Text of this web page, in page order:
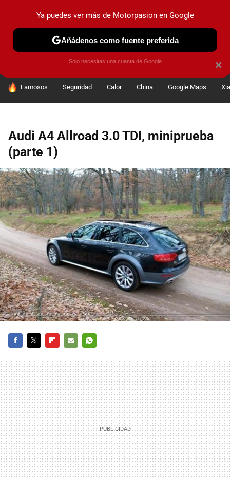
PRUEBAS COCHES ELÉCTRICOS OBSERVATORIO
HOY SE HABLA DE
Famosos Seguridad Calor China Google Maps
Audi A4 Allroad 3.0 TDI, miniprueba
(parte 1)
MAIL
×
Ya puedes ver más de Motorpasion en Google
Añádenos como fuente preferida
Solo necesitas una cuenta de Google